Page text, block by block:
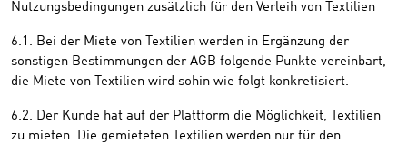
Nutzungsbedingungen zusätzlich für den Verleih von Textilien
6.1. Bei der Miete von Textilien werden in Ergänzung der
sonstigen Bestimmungen der AGB folgende Punkte vereinbart,
die Miete von Textilien wird sohin wie folgt konkretisiert.
6.2. Der Kunde hat auf der Plattform die Möglichkeit, Textilien
zu mieten. Die gemieteten Textilien werden nur für den